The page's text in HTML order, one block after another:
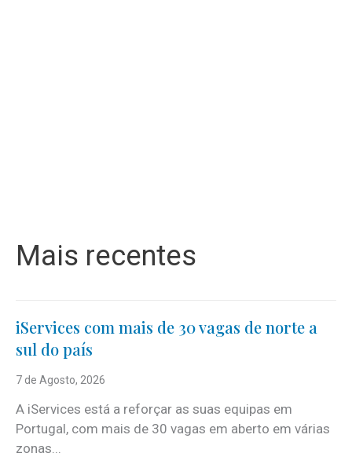
Mais recentes
iServices com mais de 30 vagas de norte a
sul do país
7 de Agosto, 2026
A iServices está a reforçar as suas equipas em
Portugal, com mais de 30 vagas em aberto em várias
zonas...